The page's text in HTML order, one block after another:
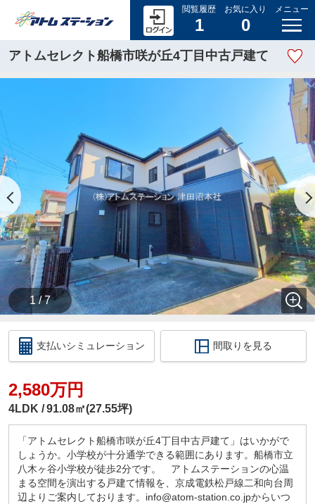
閲覧履歴
1
お気に入り
0
メニュー
アトムセレクト船橋市咲が丘4丁目中古戸建て
1 / 7
支払いシミュレーション 間取りを見る
2,580万円
4LDK 91.08㎡(27.55坪)
「アトムセレクト船橋市咲が丘4丁目中古戸建て」はいかがで
しょうか。小学校が十分通学できる範囲にあります。船橋市立
八木ヶ谷小学校が徒歩2分です。 アトムステーションの心温
まる空間を演出する戸建て情報を、京成電鉄松戸線二和向台周
辺よりご案内しております。info@atom-station.co.jpからいつ